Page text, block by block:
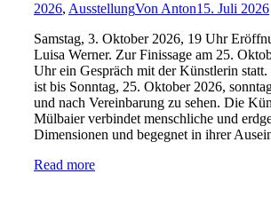
2026, AusstellungVon Anton15. Juli 2026
Samstag, 3. Oktober 2026, 19 Uhr
Luisa Werner. Zur Finissage am 25.
Uhr ein Gespräch mit der Künstlerin
ist bis Sonntag, 25. Oktober 2026,
und nach Vereinbarung zu sehen. Die
Mülbaier verbindet menschliche und
Dimensionen und begegnet in ihrer
Read more